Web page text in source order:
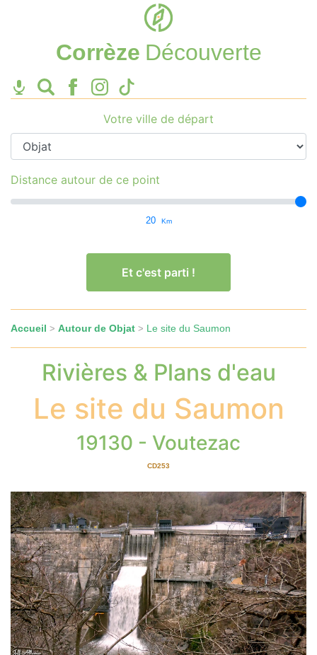
Corrèze Découverte
Votre ville de départ
Distance autour de ce point
20 Km
Et c'est parti !
Accueil > Autour de Objat > Le site du Saumon
Rivières & Plans d'eau
Le site du Saumon
19130 - Voutezac
CD253